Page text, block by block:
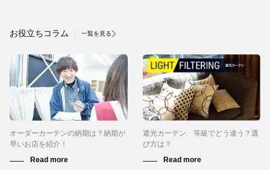
お役立ちコラム 一覧を見る
オーダーカーテンの納期は？納期が
早いお店を紹介！
遮光カーテン、等級でどう違う？選
び方は？